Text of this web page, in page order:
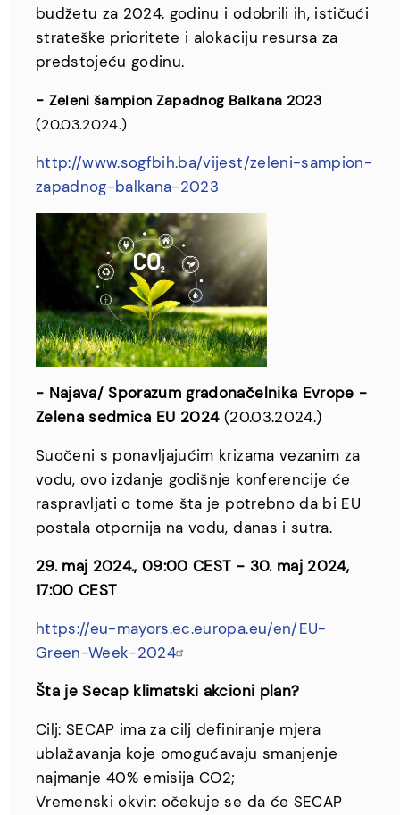
budžetu za 2024. godinu i odobrili ih, ističući
strateške prioritete i alokaciju resursa za
predstojeću godinu.
- Zeleni šampion Zapadnog Balkana 2023
(20.03.2024.)
http://www.sogfbih.ba/vijest/zeleni-sampion-
zapadnog-balkana-2023
- Najava/ Sporazum gradonačelnika Evrope -
Zelena sedmica EU 2024 (20.03.2024.)
Suočeni s ponavljajućim krizama vezanim za
vodu, ovo izdanje godišnje konferencije će
raspravljati o tome šta je potrebno da bi EU
postala otpornija na vodu, danas i sutra.
29. maj 2024., 09:00 CEST - 30. maj 2024,
17:00 CEST
https://eu-mayors.ec.europa.eu/en/EU-
Green-Week-2024
Šta je Secap klimatski akcioni plan?
Cilj: SECAP ima za cilj definiranje mjera
ublažavanja koje omogućavaju smanjenje
najmanje 40% emisija CO2;
Vremenski okvir: očekuje se da će SECAP